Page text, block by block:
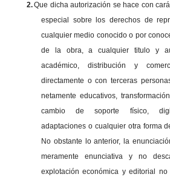
2.Que dicha autorización se hace con
especial sobre los derechos de
cualquier medio conocido o por
de la obra, a cualquier titulo y
académico, distribución y
directamente o con terceras
netamente educativos,
cambio de soporte físico,
adaptaciones o cualquier otra forma
No obstante lo anterior, la
meramente enunciativa y no
explotación económica y editorial